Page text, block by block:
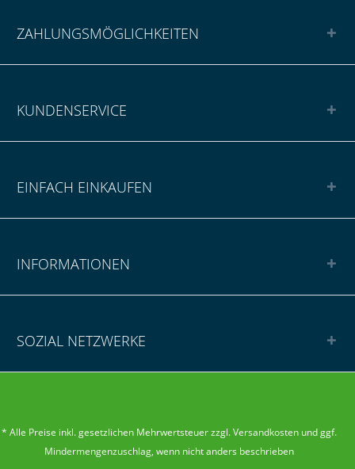
ZAHLUNGSMÖGLICHKEITEN
KUNDENSERVICE
EINFACH EINKAUFEN
INFORMATIONEN
SOZIAL NETZWERKE
* Alle Preise inkl. gesetzlichen Mehrwertsteuer zzgl.Versandkostenund ggf.
Mindermengenzuschlag, wenn nicht anders beschrieben